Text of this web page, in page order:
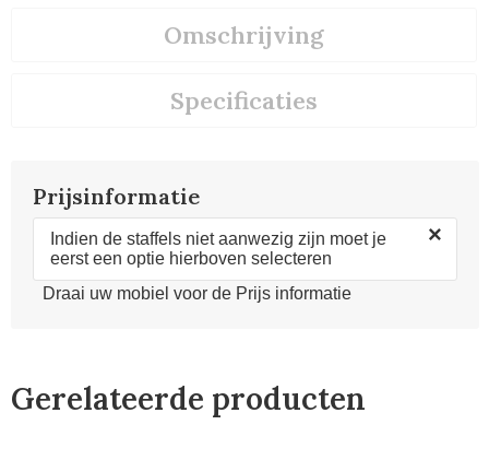
Omschrijving
Specificaties
Prijsinformatie
Indien de staffels niet aanwezig zijn moet je
eerst een optie hierboven selecteren
×
Draai uw mobiel voor de Prijs informatie
Gerelateerde producten